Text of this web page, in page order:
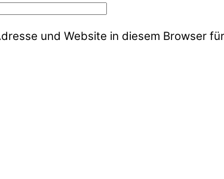
und Website in diesem Browser